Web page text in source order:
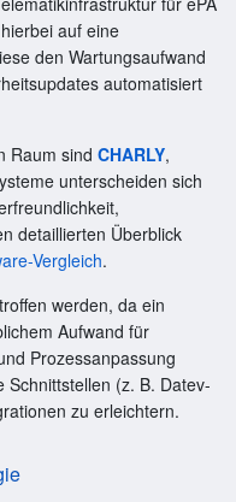
auf eine
den Wartungsaufwand
automatisiert
Raum sind CHARLY,
unterscheiden sich
detaillierten Überblick
Vergleich.
werden, da ein
Aufwand für
Prozessanpassung
(z. B. Datev-
zu erleichtern.